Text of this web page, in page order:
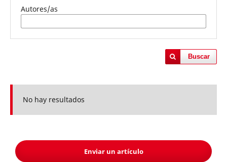
Autores/as
Buscar
No hay resultados
Enviar un artículo